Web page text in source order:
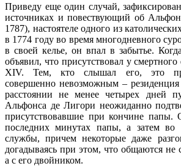
Приведу еще один случай,
источниках и повествующий об
1787), настоятеле одного из
в 1774 году во время многодневного
в своей келье, он впал в забытье.
объявил, что присутствовал у
XIV. Тем, кто слышал его, это
совершенно невозможным –
расстоянии не менее четырех дней
Альфонса де Лигори неожиданно
присутствовавшие при кончине папы.
последних минутах папы, а затем во
службы, причем некоторые даже
догадываясь при этом, что общаются не
а с его двойником.